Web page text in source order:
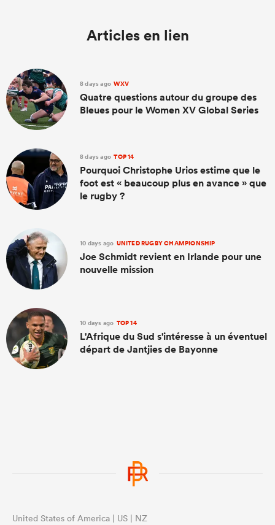
Articles en lien
8 days ago WXV
Quatre questions autour du groupe des
Bleues pour le Women XV Global Series
8 days ago TOP 14
Pourquoi Christophe Urios estime que le
foot est « beaucoup plus en avance » que
le rugby ?
10 days ago UNITED RUGBY CHAMPIONSHIP
Joe Schmidt revient en Irlande pour une
nouvelle mission
10 days ago TOP 14
L'Afrique du Sud s'intéresse à un éventuel
départ de Jantjies de Bayonne
United States of America | US | NZ